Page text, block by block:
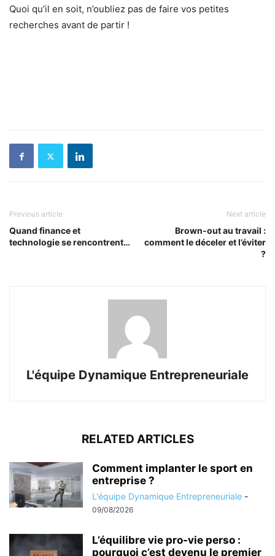
Quoi qu’il en soit, n’oubliez pas de faire vos petites
recherches avant de partir !
Previous article
Quand finance et
technologie se rencontrent…
Next article
Brown-out au travail :
comment le déceler et l’éviter
?
L'équipe Dynamique Entrepreneuriale
RELATED ARTICLES
Comment implanter le sport en
entreprise ?
L'équipe Dynamique Entrepreneuriale -
09/08/2026
L’équilibre vie pro-vie perso :
pourquoi c’est devenu le premier